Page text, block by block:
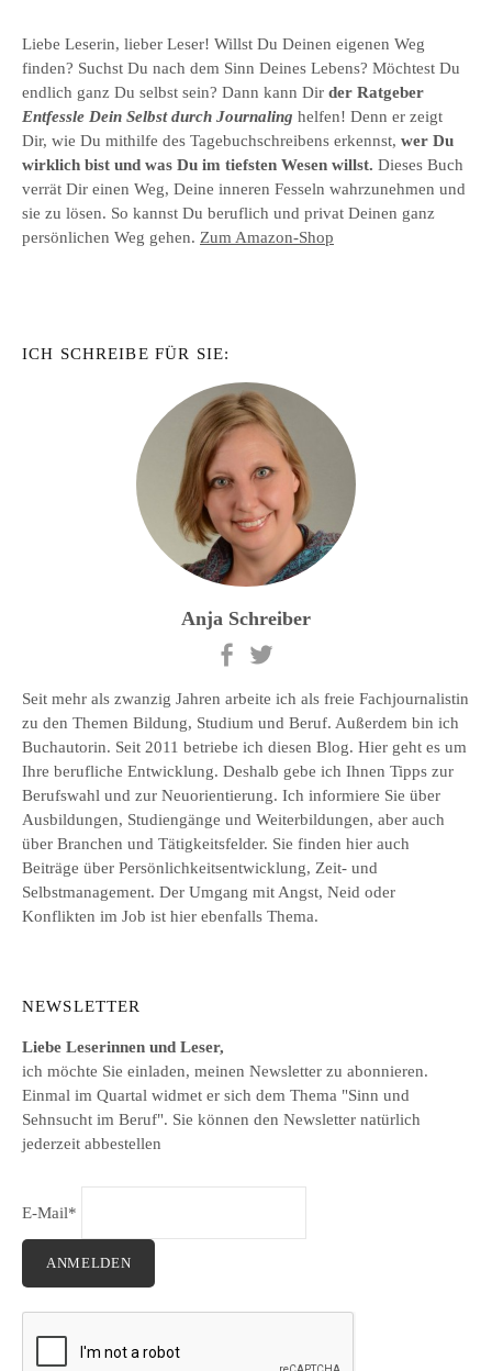
Liebe Leserin, lieber Leser! Willst Du Deinen eigenen Weg
finden? Suchst Du nach dem Sinn Deines Lebens? Möchtest Du
endlich ganz Du selbst sein? Dann kann Dir der Ratgeber
Entfessle Dein Selbst durch Journaling helfen! Denn er zeigt
Dir, wie Du mithilfe des Tagebuchschreibens erkennst, wer Du
wirklich bist und was Du im tiefsten Wesen willst. Dieses Buch
verrät Dir einen Weg, Deine inneren Fesseln wahrzunehmen und
sie zu lösen. So kannst Du beruflich und privat Deinen ganz
persönlichen Weg gehen. Zum Amazon-Shop
ICH SCHREIBE FÜR SIE:
Anja Schreiber
Seit mehr als zwanzig Jahren arbeite ich als freie Fachjournalistin
zu den Themen Bildung, Studium und Beruf. Außerdem bin ich
Buchautorin. Seit 2011 betriebe ich diesen Blog. Hier geht es um
Ihre berufliche Entwicklung. Deshalb gebe ich Ihnen Tipps zur
Berufswahl und zur Neuorientierung. Ich informiere Sie über
Ausbildungen, Studiengänge und Weiterbildungen, aber auch
über Branchen und Tätigkeitsfelder. Sie finden hier auch
Beiträge über Persönlichkeitsentwicklung, Zeit- und
Selbstmanagement. Der Umgang mit Angst, Neid oder
Konflikten im Job ist hier ebenfalls Thema.
NEWSLETTER
Liebe Leserinnen und Leser,
ich möchte Sie einladen, meinen Newsletter zu abonnieren.
Einmal im Quartal widmet er sich dem Thema "Sinn und
Sehnsucht im Beruf". Sie können den Newsletter natürlich
jederzeit abbestellen
E-Mail*
ANMELDEN